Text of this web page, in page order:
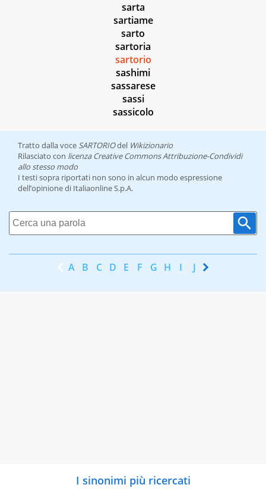
sarta
sartiame
sarto
sartoria
sartorio
sashimi
sassarese
sassi
sassicolo
Tratto dalla voce SARTORIOdel Wikizionario
Rilasciato con licenza Creative Commons Attribuzione-Condividi
allo stesso modo
I testi sopra riportati non sono in alcun modo espressione
dell’opinione di Italiaonline S.p.A.
A B C D E F G H I J K
I sinonimi più ricercati